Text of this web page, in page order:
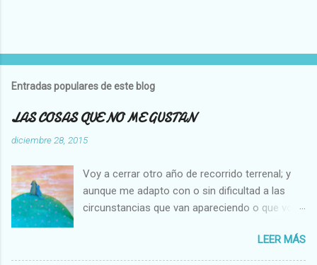
l
c
a
r
n
c
o
m
e
n
Entradas populares de este blog
LAS COSAS QUE NO ME GUSTAN
diciembre 28, 2015
Voy a cerrar otro año de recorrido terrenal; y
aunque me adapto con o sin dificultad a las
circunstancias que van apareciendo o que voy
es decir que para mi son inamovibles, y os voy
a contar cuales son: NO ME GUSTA VER A UNA
LEER MÁS